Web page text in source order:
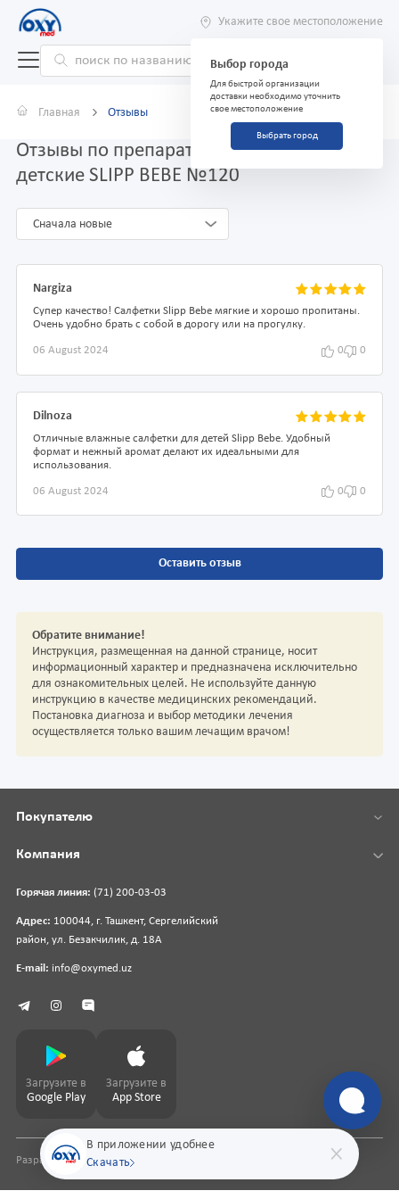
Укажите свое местоположение
Выбор города
Для быстрой организации
доставки необходимо уточнить
свое местоположение
Выбрать город
Главная Отзывы
Отзывы по препарату САЛФЕТКИ влажные
детские SLIPP BEBE №120
Сначала новые
Nargiza
Супер качество! Салфетки Slipp Bebe мягкие и хорошо пропитаны.
Очень удобно брать с собой в дорогу или на прогулку.
06 August 2024 0 0
Dilnoza
Отличные влажные салфетки для детей Slipp Bebe. Удобный
формат и нежный аромат делают их идеальными для
использования.
06 August 2024 0 0
Оставить отзыв
Обратите внимание!
Инструкция, размещенная на данной странице, носит
информационный характер и предназначена исключительно
для ознакомительных целей. Не используйте данную
инструкцию в качестве медицинских рекомендаций.
Постановка диагноза и выбор методики лечения
осуществляется только вашим лечащим врачом!
В приложении удобнее
Скачать
Горячая линия: (71) 200-03-03
Адрес: 100044, г. Ташкент, Сергелийский
район, ул. Безакчилик, д. 18А
E-mail: info@oxymed.uz
Покупателю
Компания
Загрузите в
Google Play
Загрузите в
App Store
Разработка сайтаpharmit.uz